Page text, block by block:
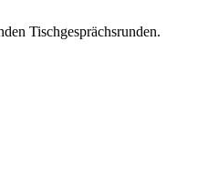
Tischgesprächsrunden.